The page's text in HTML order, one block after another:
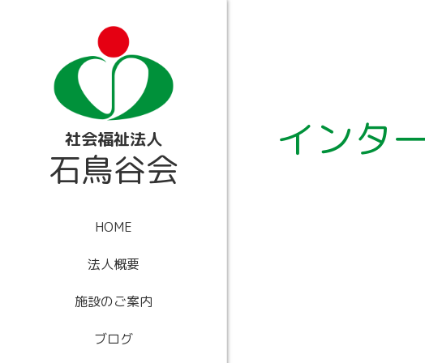
社会福祉法人
石鳥谷会
HOME
法人概要
施設のご案内
ブログ
インタ